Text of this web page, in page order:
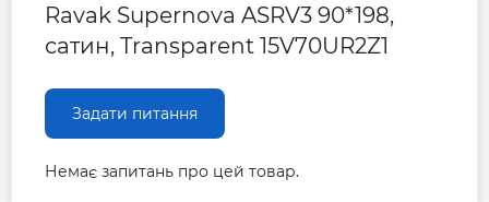
Ravak Supernova ASRV3 90*198,
сатин, Transparent 15V70UR2Z1
Задати питання
Немає запитань про цей товар.